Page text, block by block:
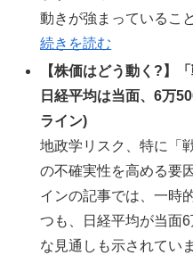
動きが強まっているこ
続きを読む
【株価はどう動く?】
日経平均は当面、6万
ライン)
地政学リスク、特に「
の不確実性を高める要
インの記事では、一時
つも、日経平均が当面
な見通しも示されてい